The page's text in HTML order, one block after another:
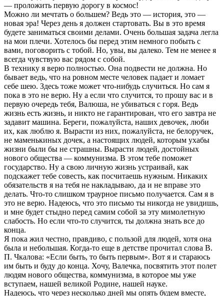
— проложить первую дорогу в космос!
Можно ли мечтать о большем? Ведь это — история, это —
новая эра! Через день я должен стартовать. Вы в это время
будете заниматься своими делами. Очень большая задача легла
на мои плечи. Хотелось бы перед этим немного побыть с
вами, поговорить с тобой. Но, увы, вы далеко. Тем не менее я
всегда чувствую вас рядом с собой.
В технику я верю полностью. Она подвести не должна. Но
бывает ведь, что на ровном месте человек падает и ломает
себе шею. Здесь тоже может что-нибудь случиться. Но сам я
пока в это не верю. Ну а если что случится, то прошу вас и в
первую очередь тебя, Валюша, не убиваться с горя. Ведь
жизнь есть жизнь, и никто не гарантирован, что его завтра не
задавит машина. Береги, пожалуйста, наших девочек, люби
их, как люблю я. Вырасти из них, пожалуйста, не белоручек,
не маменькиных дочек, а настоящих людей, которым ухабы
жизни были бы не страшны. Вырасти людей, достойных
нового общества — коммунизма. В этом тебе поможет
государство. Ну а свою личную жизнь устраивай, как
подскажет тебе совесть, как посчитаешь нужным. Никаких
обязательств я на тебя не накладываю, да и не вправе это
делать. Что-то слишком траурное письмо получается. Сам я в
это не верю. Надеюсь, что это письмо ты никогда не увидишь,
и мне будет стыдно перед самим собой за эту мимолетную
слабость. Но если что-то случится, ты должна знать все до
конца.
Я пока жил честно, правдиво, с пользой для людей, хотя она
была и небольшая. Когда-то еще в детстве прочитал слова В.
П. Чкалова: «Если быть, то быть первым». Вот я и стараюсь
им быть и буду до конца. Хочу, Валечка, посвятить этот полет
людям нового общества, коммунизма, в которое мы уже
вступаем, нашей великой Родине, нашей науке.
Надеюсь, что через несколько дней мы опять будем вместе,